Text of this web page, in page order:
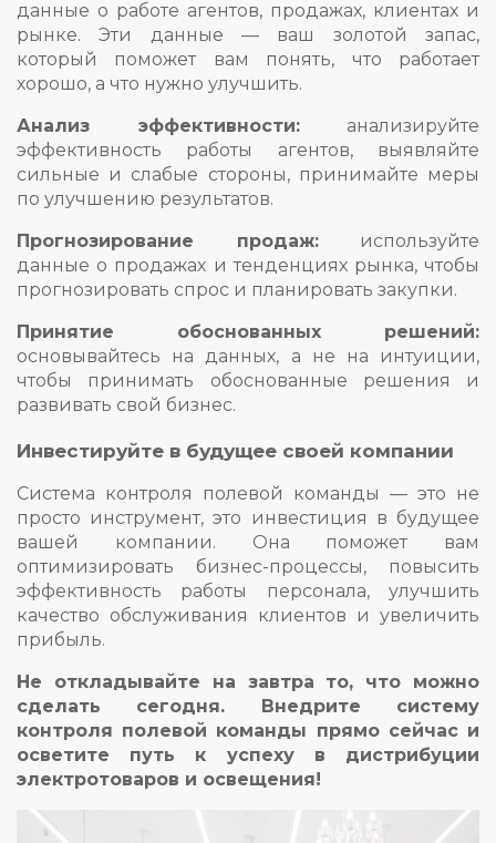
данные о работе агентов, продажах, клиентах и
рынке. Эти данные — ваш золотой запас,
который поможет вам понять, что работает
хорошо, а что нужно улучшить.
Анализ эффективности:анализируйте
эффективность работы агентов, выявляйте
сильные и слабые стороны, принимайте меры
по улучшению результатов.
Прогнозирование продаж:используйте
данные о продажах и тенденциях рынка, чтобы
прогнозировать спрос и планировать закупки.
Принятие обоснованных решений:
основывайтесь на данных, а не на интуиции,
чтобы принимать обоснованные решения и
развивать свой бизнес.
Инвестируйте в будущее своей компании
Система контроля полевой команды — это не
просто инструмент, это инвестиция в будущее
вашей компании. Она поможет вам
оптимизировать бизнес-процессы, повысить
эффективность работы персонала, улучшить
качество обслуживания клиентов и увеличить
прибыль.
Не откладывайте на завтра то, что можно
сделать сегодня. Внедрите систему
контроля полевой команды прямо сейчас и
осветите путь к успеху в дистрибуции
электротоваров и освещения!